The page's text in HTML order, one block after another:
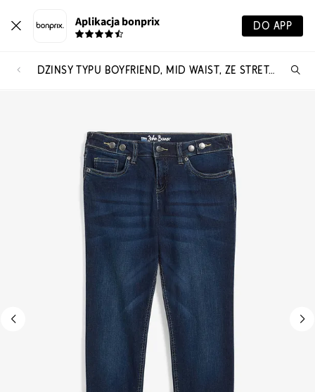
Aplikacja bonprix DO APP
DŻINSY TYPU BOYFRIEND, MID WAIST, ZE STRETCHEM